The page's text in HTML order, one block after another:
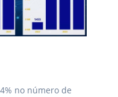
no número de